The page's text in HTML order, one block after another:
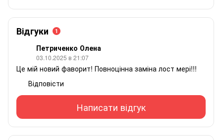
Відгуки 1
Петриченко Олена
03.10.2025 в 21:07
Це мій новий фаворит! Повноцінна заміна лост мері!!!
Відповісти
Написати відгук